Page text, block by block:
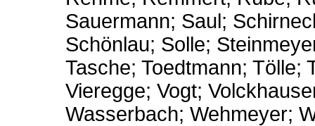
Sauermann; Saul;
Schönlau; Solle;
Tasche; Toedtmann; Tölle;
Vieregge; Vogt;
Wasserbach; Wehmeyer;